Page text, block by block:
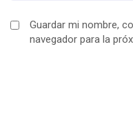
Guardar mi nombre,
navegador para la